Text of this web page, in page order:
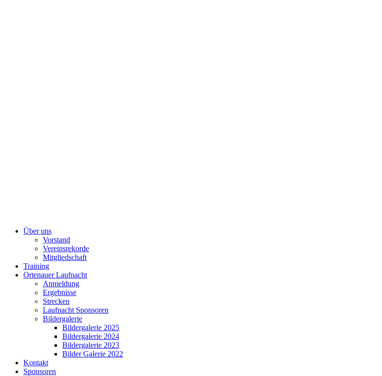
Über uns
Vorstand
Vereinsrekorde
Mitgliedschaft
Training
Ortenauer Laufnacht
Anmeldung
Ergebnisse
Strecken
Laufnacht Sponsoren
Bildergalerie
Bildergalerie 2025
Bildergalerie 2024
Bildergalerie 2023
Bilder Galerie 2022
Kontakt
Sponsoren